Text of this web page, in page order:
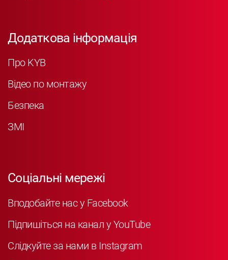
Додаткова інформація
Про KYB
Відео по монтажу
Безпека
ЗМІ
Соціальні мережі
Вподобайте нас у Facebook
Підпишіться на канал у YouTube
Слідкуйте за нами в Instagram